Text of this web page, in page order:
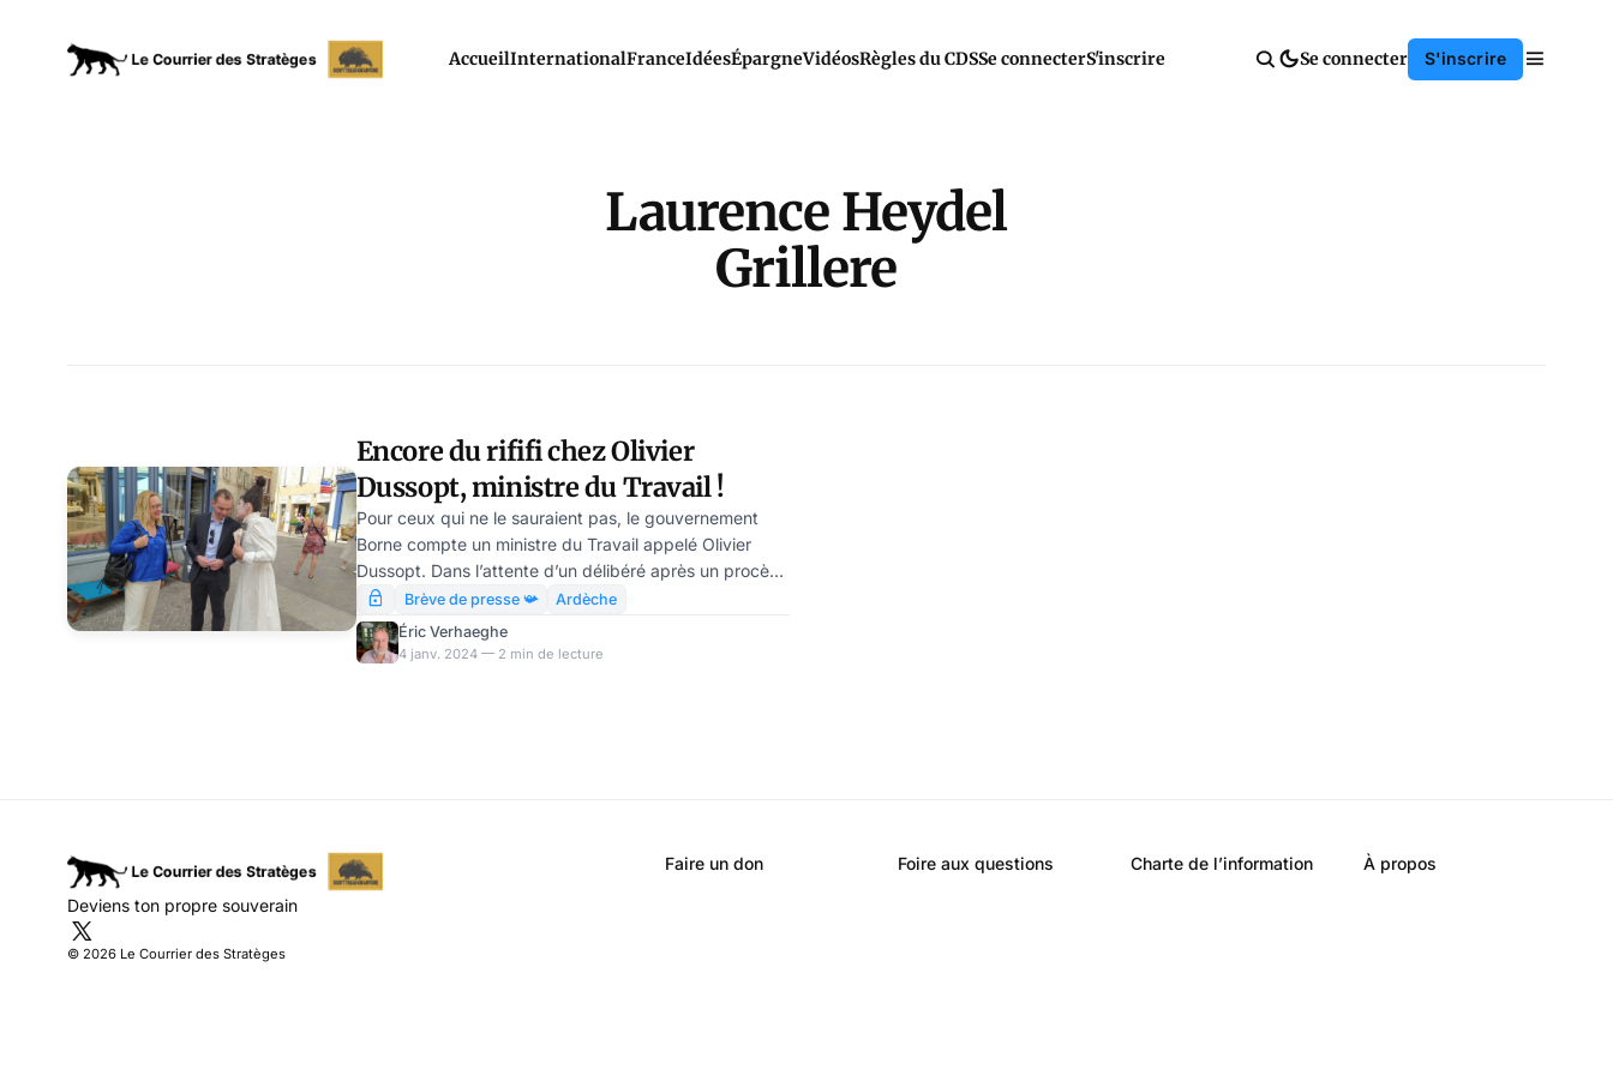
AccueilInternationalFranceIdéesÉpargneVidéosRègles du CDSSe connecterS'inscrire Se connecter S'inscrire
Laurence Heydel
Grillere
Encore du rififi chez Olivier
Dussopt, ministre du Travail !
Pour ceux qui ne le sauraient pas, le gouvernement
Borne compte un ministre du Travail appelé Olivier
Dussopt. Dans l’attente d’un délibéré après un procès
pour favoritisme en décembre, Dussopt se traîne une
autre épine dans le pied : la rébellion de ses troupes
dans sa circonscription, qui remettent fortement en
Brève de presse 📯
Ardèche
Éric Verhaeghe
4 janv. 2024 — 2 min de lecture
Deviens ton propre souverain
© 2026 Le Courrier des Stratèges
Faire un don Foire aux questions Charte de l’information À propos